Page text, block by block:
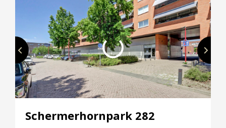
Schermerhornpark 282